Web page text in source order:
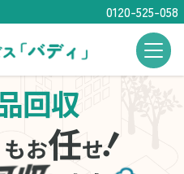
0120-525-058
回収
もお任せ
！